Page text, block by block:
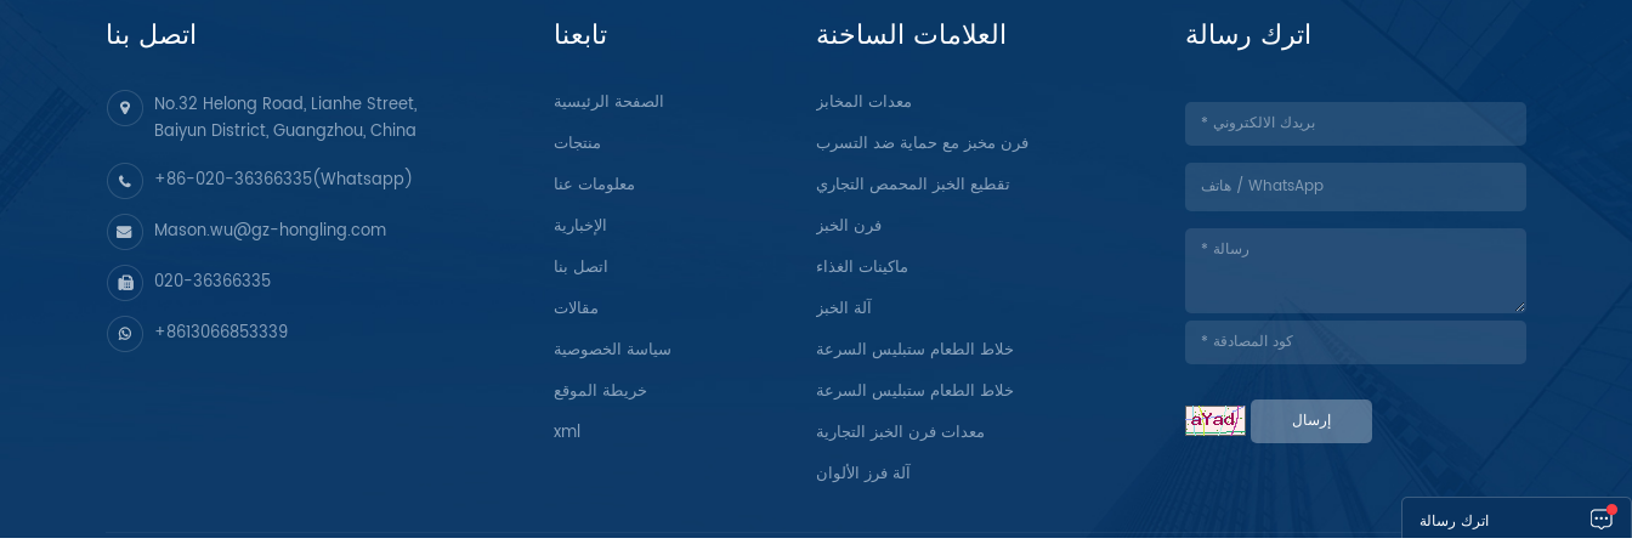
اتصل بنا
No.32 Helong Road, Lianhe Street,
Baiyun District, Guangzhou, China
+86-020-36366335(Whatsapp)
Mason.wu@gz-hongling.com
020-36366335
+8613066853339
تابعنا
الصفحة الرئيسية
منتجات
معلومات عنا
الإخبارية
اتصل بنا
مقالات
سياسة الخصوصية
خريطة الموقع
xml
العلامات الساخنة
معدات المخابز
فرن مخبز مع حماية ضد التسرب
تقطيع الخبز المحمص التجاري
فرن الخبز
ماكينات الغذاء
آلة الخبز
خلاط الطعام ستبليس السرعة
خلاط الطعام ستبليس السرعة
معدات فرن الخبز التجارية
آلة فرز الألوان
اترك رسالة
إرسال
اترك رسالة